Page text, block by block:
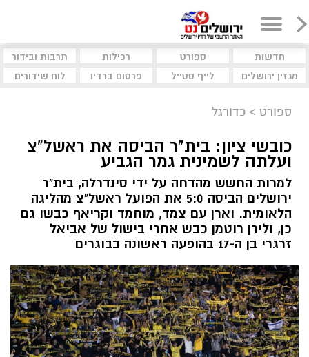
חדשות ספורט רכילות
תרבות ובידור
מגזין ירושלים
לייף סטייל פרסום ברדיו לוח שידורים
ספורט > כדורגל
כובשי ציון: בית"ר הביסה את ראשל"צ
ועלתה לשמינית גמר הגביע
למרות החשש מהדחה על ידי סינדרלה, בית"ר
ירושלים הביסה 5:0 את הפועל ראשל"צ מהליגה
הלאומית. וארן עם צמד, מוחמד וקריאף כבשו גם
כן, ולירן רוטמן כבש אחרי בישול של אביאל
זרגרי בן ה-17 בהופעה ראשונה בבוגרים